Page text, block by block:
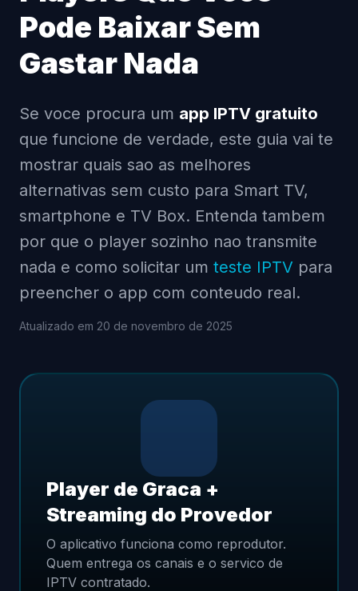
Pode Baixar Sem
Gastar Nada
Se voce procura um app IPTV gratuito
que funcione de verdade, este guia vai te
mostrar quais sao as melhores
alternativas sem custo para Smart TV,
smartphone e TV Box. Entenda tambem
por que o player sozinho nao transmite
nada e como solicitar um teste IPTV para
preencher o app com conteudo real.
Atualizado em 20 de novembro de 2025
Player de Graca +
Streaming do Provedor
O aplicativo funciona como reprodutor.
Quem entrega os canais e o servico de
IPTV contratado.